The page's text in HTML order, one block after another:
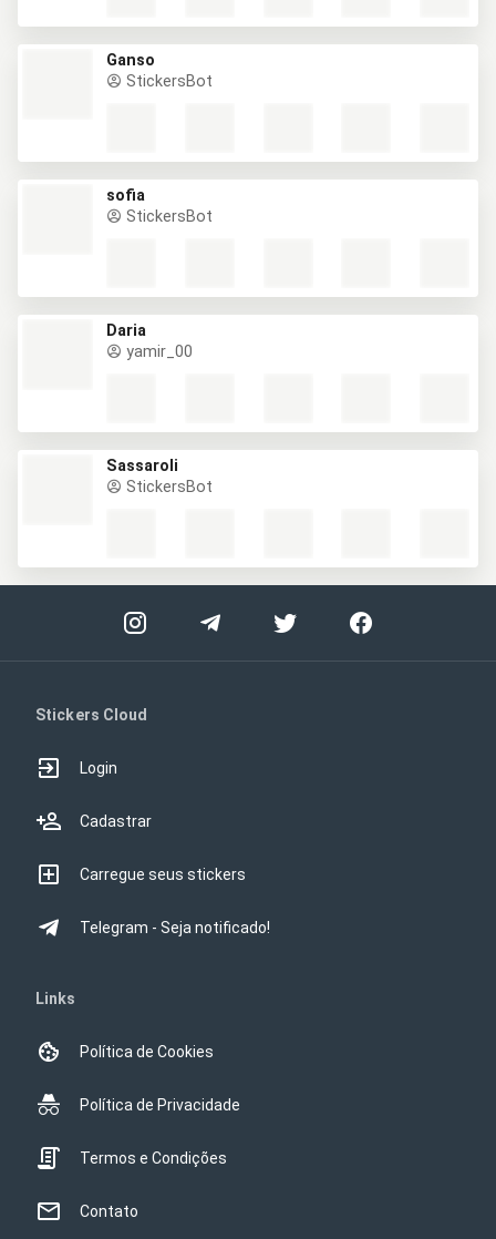
Ganso
StickersBot
sofia
StickersBot
Daria
yamir_00
Sassaroli
StickersBot
Stickers Cloud
Login
Cadastrar
Carregue seus stickers
Telegram - Seja notificado!
Links
Política de Cookies
Política de Privacidade
Termos e Condições
Contato